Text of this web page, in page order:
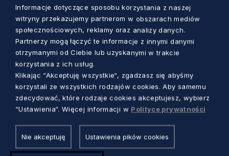
„Koperniku” chirurg plastyczny z
Bostonu zoperował pięciu pacjentów
Dorota Kulka 2 lata temu
Informacje dotyczące sposobu korzystania z naszej
witryny przekazujemy partnerom w obszarach mediów
społecznościowych, reklamy oraz analizy danych.
Partnerzy mogą łączyć te informacje z innymi danymi
otrzymanymi od Ciebie lub uzyskanymi w trakcie
korzystania z ich usług.
Klikając “Akceptuję wszystkie“, zgadzasz się abyśmy
korzystali ze wszystkich rodzajów cookies. Aby samemu
zdecydować, które rodzaje cookies akceptujesz, wybierz
“Ustawienia“. Więcej informacji w Polityce prywatności
Nie akceptuję Ustawienia pików cookies